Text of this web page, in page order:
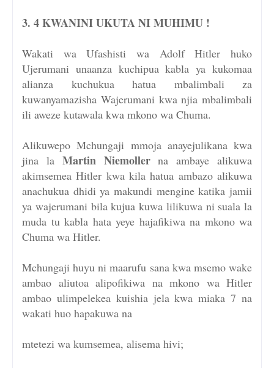
3. 4 KWANINI UKUTA NI MUHIMU !
Wakati wa Ufashisti wa Adolf Hitler huko
Ujerumani unaanza kuchipua kabla ya kukomaa
alianza kuchukua hatua mbalimbali za
kuwanyamazisha Wajerumani kwa njia mbalimbali
ili aweze kutawala kwa mkono wa Chuma.
Alikuwepo Mchungaji mmoja anayejulikana kwa
jina la Martin Niemollerna ambaye alikuwa
akimsemea Hitler kwa kila hatua ambazo alikuwa
anachukua dhidi ya makundi mengine katika jamii
ya wajerumani bila kujua kuwa lilikuwa ni suala la
muda tu kabla hata yeye hajafikiwa na mkono wa
Chuma wa Hitler.
Mchungaji huyu ni maarufu sana kwa msemo wake
ambao aliutoa alipofikiwa na mkono wa Hitler
ambao ulimpelekea kuishia jela kwa miaka 7 na
wakati huo hapakuwa na
mtetezi wa kumsemea, alisema hivi;